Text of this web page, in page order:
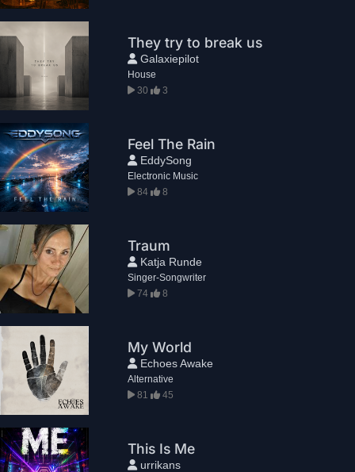
They try to break us
Galaxiepilot
House
30
3
Feel The Rain
EddySong
Electronic Music
84
8
Traum
Katja Runde
Singer-Songwriter
74
8
My World
Echoes Awake
Alternative
81
45
This Is Me
urrikans